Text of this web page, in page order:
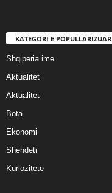
KATEGORI E POPULLARIZUAR
Shqiperia ime
Aktualitet
Aktualitet
Bota
Ekonomi
Shendeti
Kuriozitete